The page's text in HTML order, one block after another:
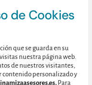
de Cookies
que se guarda en su
nuestra página web.
de nuestros visitantes,
contenido personalizado y
Para